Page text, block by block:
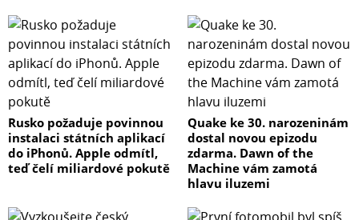
Rusko požaduje povinnou
instalaci státních aplikací
do iPhonů. Apple odmítl,
teď čelí miliardové pokutě
Quake ke 30. narozeninám
dostal novou epizodu
zdarma. Dawn of the
Machine vám zamotá
hlavu iluzemi